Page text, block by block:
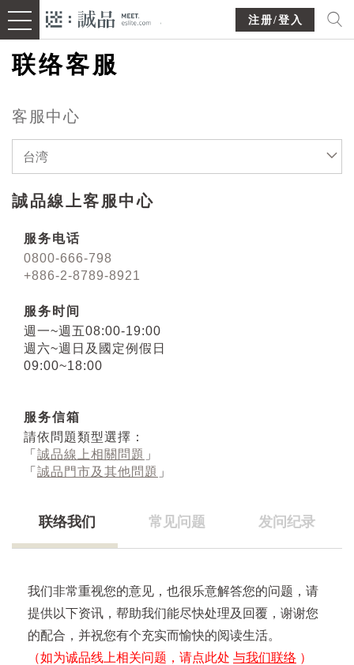
注册/登入
联络客服
客服中心
台湾
誠品線上客服中心
服务电话
0800-666-798
+886-2-8789-8921
服务时间
週一~週五08:00-19:00
週六~週日及國定例假日
09:00~18:00
服务信箱
請依問題類型選擇：
「 誠品線上相關問題 」
「 誠品門市及其他問題 」
联络我们 常见问题 发问纪录
我们非常重视您的意见，也很乐意解答您的问题，请
提供以下资讯，帮助我们能尽快处理及回覆，谢谢您
的配合，并祝您有个充实而愉快的阅读生活。
（如为诚品线上相关问题，请点此处 与我们联络 ）